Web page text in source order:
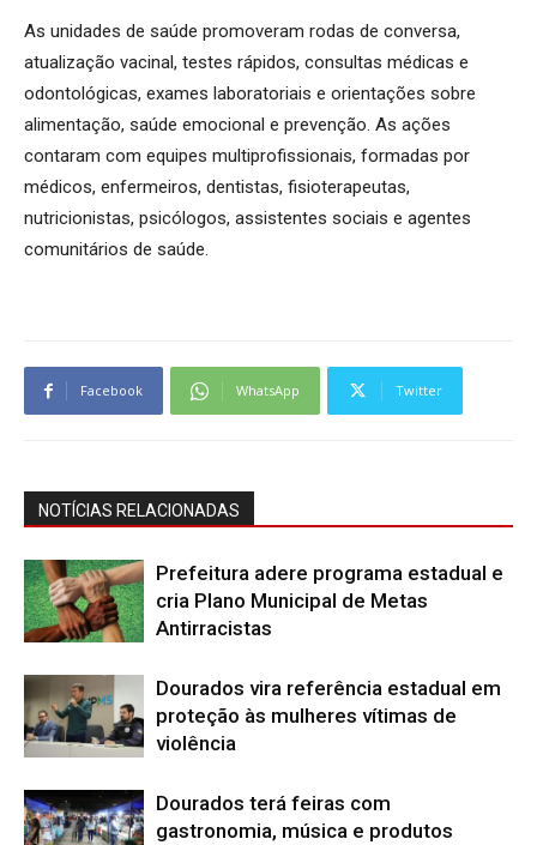
As unidades de saúde promoveram rodas de conversa,
atualização vacinal, testes rápidos, consultas médicas e
odontológicas, exames laboratoriais e orientações sobre
alimentação, saúde emocional e prevenção. As ações
contaram com equipes multiprofissionais, formadas por
médicos, enfermeiros, dentistas, fisioterapeutas,
nutricionistas, psicólogos, assistentes sociais e agentes
comunitários de saúde.
Facebook WhatsApp Twitter
NOTÍCIAS RELACIONADAS
Prefeitura adere programa estadual e
cria Plano Municipal de Metas
Antirracistas
Dourados vira referência estadual em
proteção às mulheres vítimas de
violência
Dourados terá feiras com
gastronomia, música e produtos